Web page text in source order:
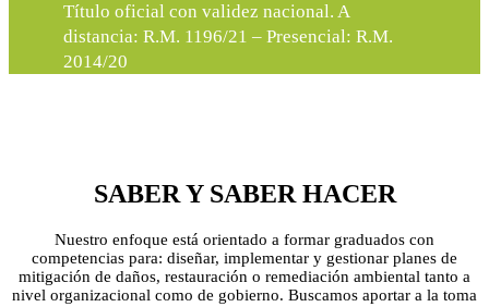
Título oficial con validez nacional. A
distancia: R.M. 1196/21 – Presencial: R.M.
2014/20
SABER Y SABER HACER
Nuestro enfoque está orientado a formar graduados con
competencias para: diseñar, implementar y gestionar planes de
mitigación de daños, restauración o remediación ambiental tanto a
nivel organizacional como de gobierno. Buscamos aportar a la toma